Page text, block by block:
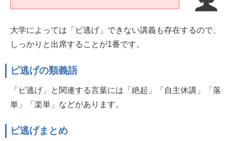
大学によっては「ピ逃げ」できない講義も存在するので、
しっかりと出席することが1番です。
ピ逃げの類義語
「ピ逃げ」と関連する言葉には「絶起」「自主休講」「落
単」「楽単」などがあります。
ピ逃げまとめ